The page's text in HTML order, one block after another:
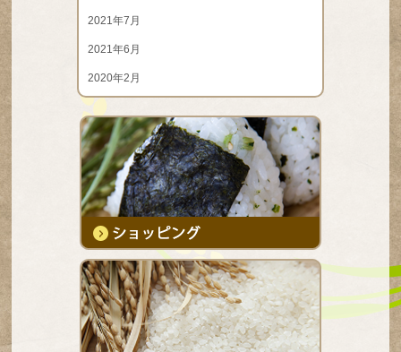
2021年7月
2021年6月
2020年2月